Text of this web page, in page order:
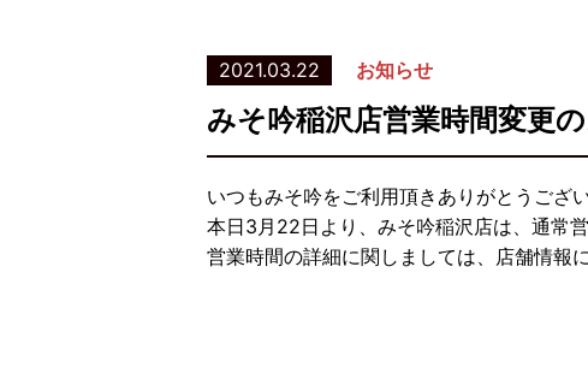
2021.03.22 お知らせ
みそ吟稲沢店営業時間変更
いつもみそ吟をご利用頂きありがとうござい
本日3月22日より、みそ吟稲沢店は、通常営
営業時間の詳細に関しましては、店舗情報